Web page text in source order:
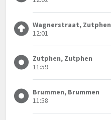
Wagnerstraat, Zutphen
12:01
Zutphen, Zutphen
11:59
Brummen, Brummen
11:58